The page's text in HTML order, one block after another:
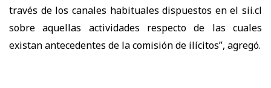
través de los canales habituales dispuestos en el sii.cl
sobre aquellas actividades respecto de las cuales
existan antecedentes de la comisión de ilícitos”, agregó.